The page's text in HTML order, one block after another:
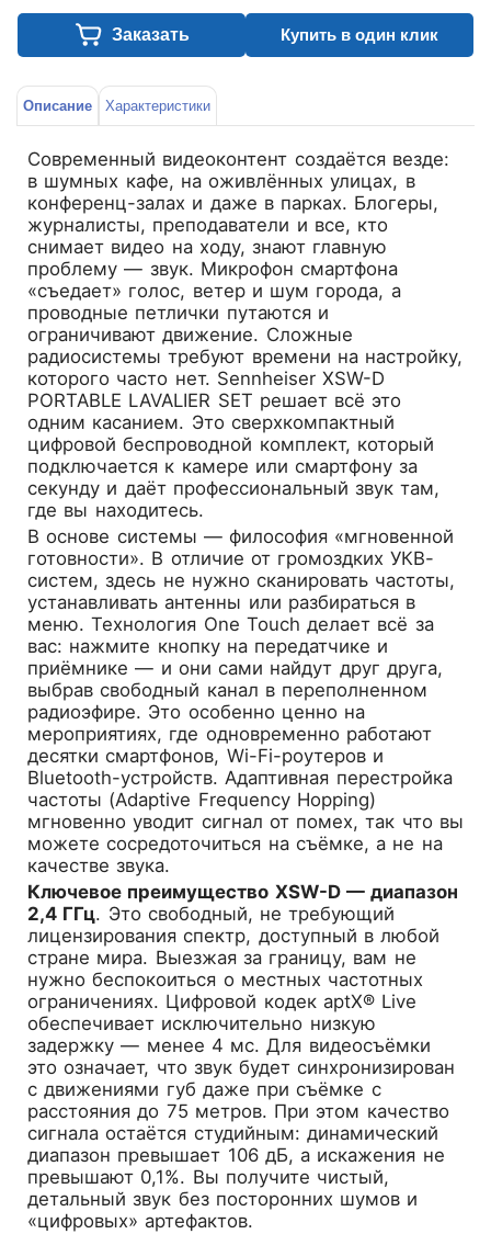
Заказать Купить в один клик
Описание Характеристики
Современный видеоконтент создаётся везде:
в шумных кафе, на оживлённых улицах, в
конференц-залах и даже в парках. Блогеры,
журналисты, преподаватели и все, кто
снимает видео на ходу, знают главную
проблему — звук. Микрофон смартфона
«съедает» голос, ветер и шум города, а
проводные петлички путаются и
ограничивают движение. Сложные
радиосистемы требуют времени на настройку,
которого часто нет. Sennheiser XSW-D
PORTABLE LAVALIER SET решает всё это
одним касанием. Это сверхкомпактный
цифровой беспроводной комплект, который
подключается к камере или смартфону за
секунду и даёт профессиональный звук там,
где вы находитесь.
В основе системы — философия «мгновенной
готовности». В отличие от громоздких УКВ-
систем, здесь не нужно сканировать частоты,
устанавливать антенны или разбираться в
меню. Технология One Touch делает всё за
вас: нажмите кнопку на передатчике и
приёмнике — и они сами найдут друг друга,
выбрав свободный канал в переполненном
радиоэфире. Это особенно ценно на
мероприятиях, где одновременно работают
десятки смартфонов, Wi-Fi-роутеров и
Bluetooth-устройств. Адаптивная перестройка
частоты (Adaptive Frequency Hopping)
мгновенно уводит сигнал от помех, так что вы
можете сосредоточиться на съёмке, а не на
качестве звука.
Ключевое преимущество XSW-D — диапазон
2,4 ГГц. Это свободный, не требующий
лицензирования спектр, доступный в любой
стране мира. Выезжая за границу, вам не
нужно беспокоиться о местных частотных
ограничениях. Цифровой кодек aptX® Live
обеспечивает исключительно низкую
задержку — менее 4 мс. Для видеосъёмки
это означает, что звук будет синхронизирован
с движениями губ даже при съёмке с
расстояния до 75 метров. При этом качество
сигнала остаётся студийным: динамический
диапазон превышает 106 дБ, а искажения не
превышают 0,1%. Вы получите чистый,
детальный звук без посторонних шумов и
«цифровых» артефактов.